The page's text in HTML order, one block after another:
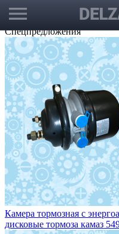
menu
Выбрать город
Корзина
Заказать звонок
Спецпредложения
Камера тормозная с
дисковые тормоза камаз